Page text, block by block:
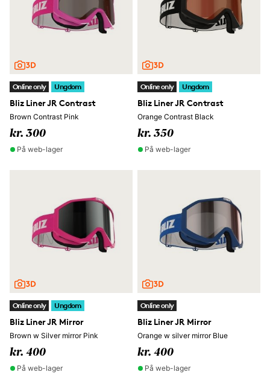
Online only Ungdom
Bliz Liner JR Contrast
Brown Contrast Pink
kr. 300
På web-lager
Online only Ungdom
Bliz Liner JR Contrast
Orange Contrast Black
kr. 350
På web-lager
Online only Ungdom
Bliz Liner JR Mirror
Brown w Silver mirror Pink
kr. 400
På web-lager
Online only
Bliz Liner JR Mirror
Orange w silver mirror Blue
kr. 400
På web-lager